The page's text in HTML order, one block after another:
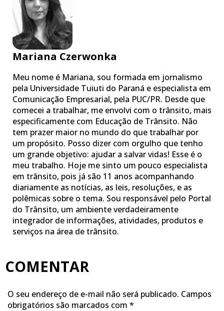
Mariana Czerwonka
Meu nome é Mariana, sou formada em jornalismo
pela Universidade Tuiuti do Paraná e especialista em
Comunicação Empresarial, pela PUC/PR. Desde que
comecei a trabalhar, me envolvi com o trânsito, mais
especificamente com Educação de Trânsito. Não
tem prazer maior no mundo do que trabalhar por
um propósito. Posso dizer com orgulho que tenho
um grande objetivo: ajudar a salvar vidas! Esse é o
meu trabalho. Hoje me sinto um pouco especialista
em trânsito, pois já são 11 anos acompanhando
diariamente as notícias, as leis, resoluções, e as
polêmicas sobre o tema. Sou responsável pelo Portal
do Trânsito, um ambiente verdadeiramente
integrador de informações, atividades, produtos e
serviços na área de trânsito.
COMENTAR
O seu endereço de e-mail não será publicado. Campos
obrigatórios são marcados com *